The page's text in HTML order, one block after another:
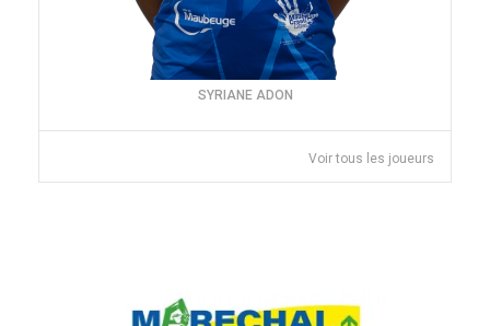
SYRIANE ADON
Voir tous les joueurs